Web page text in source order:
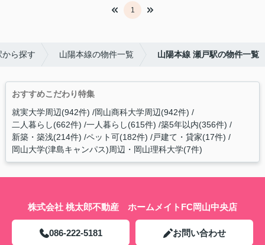
1
ら探す 山陽本線の物件一覧 山陽本線 瀬戸駅の物件一覧
おすすめこだわり特集
就実大学周辺(942件) 岡山商科大学周辺(942件)
二人暮らし(662件) 一人暮らし(615件) 築5年以内(356件)
新築・築浅(214件) ペット可(182件) 戸建て・貸家(17件)
岡山大学(津島キャンパス)周辺・岡山理科大学(7件)
株式会社 桃太郎不動産 ホームメイトFC岡山中央店
086-222-5181 お問い合わせ